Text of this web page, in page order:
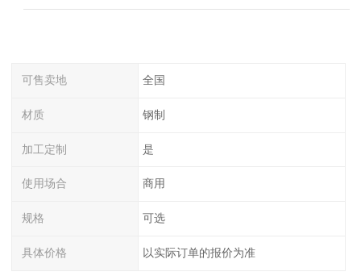
可售卖地 全国
材质 钢制
加工定制 是
使用场合 商用
规格 可选
具体价格 以实际订单的报价为准